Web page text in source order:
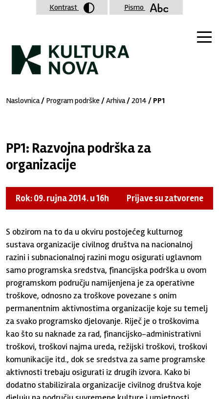
Naslovnica/ Program podrške /Arhiva/2014 / PP1
PP1: Razvojna podrška za
organizacije
Rok: 09. rujna 2014. u 16h Prijave su zatvorene
S obzirom na to da u okviru postojećeg kulturnog
sustava organizacije civilnog društva na nacionalnoj
razini i subnacionalnoj razini mogu osigurati uglavnom
samo programska sredstva, financijska podrška u ovom
programskom području namijenjena je za operativne
troškove, odnosno za troškove povezane s onim
permanentnim aktivnostima organizacije koje su temelj
za svako programsko djelovanje. Riječ je o troškovima
kao što su naknade za rad, financijsko-administrativni
troškovi, troškovi najma ureda, režijski troškovi, troškovi
komunikacije itd., dok se sredstva za same programske
aktivnosti trebaju osigurati iz drugih izvora. Kako bi
dodatno stabilizirala organizacije civilnog društva koje
Kontrast Pismo